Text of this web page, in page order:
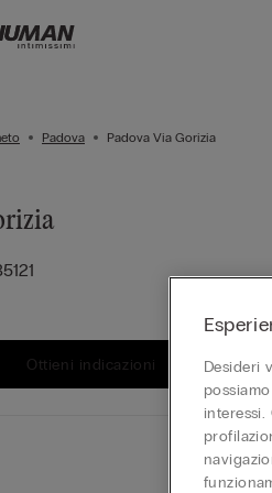
Padova Padova Via Gorizia
Ottieni indicazioni
Desideri
interessi.